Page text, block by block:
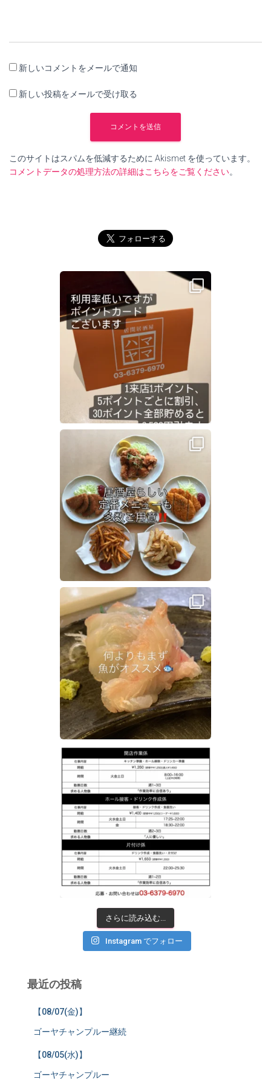
新しいコメントをメールで通知
新しい投稿をメールで受け取る
このサイトはスパムを低減するために Akismet を使っています。
コメントデータの処理方法の詳細はこちらをご覧ください。
さらに読み込む...
Instagram でフォロー
最近の投稿
【08/07(金)】
ゴーヤチャンプルー継続
【08/05(水)】
ゴーヤチャンプルー